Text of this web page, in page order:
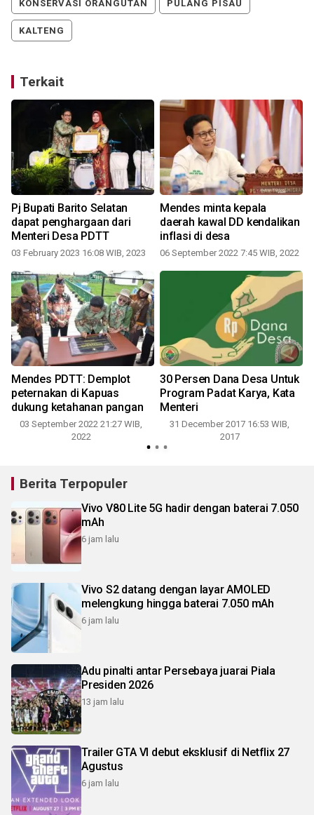
KONSERVASI ORANGUTAN PULANG PISAU
KALTENG
Terkait
Pj Bupati Barito Selatan
dapat penghargaan dari
Menteri Desa PDTT
03 February 2023 16:08 WIB, 2023
Mendes minta kepala
daerah kawal DD kendalikan
inflasi di desa
06 September 2022 7:45 WIB, 2022
Mendes PDTT: Demplot
peternakan di Kapuas
dukung ketahanan pangan
03 September 2022 21:27 WIB,
2022
30 Persen Dana Desa Untuk
Program Padat Karya, Kata
Menteri
31 December 2017 16:53 WIB,
2017
Berita Terpopuler
Vivo V80 Lite 5G hadir dengan baterai 7.050
mAh
6 jam lalu
Vivo S2 datang dengan layar AMOLED
melengkung hingga baterai 7.050 mAh
6 jam lalu
Adu pinalti antar Persebaya juarai Piala
Presiden 2026
13 jam lalu
Trailer GTA VI debut eksklusif di Netflix 27
Agustus
6 jam lalu